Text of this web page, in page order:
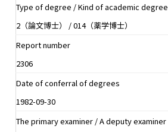
Type of degree / Kind of academic degree
2（論文博士） / 014（薬学博士）
Report number
2306
Date of conferral of degrees
1982-09-30
The primary examiner / A deputy examiner